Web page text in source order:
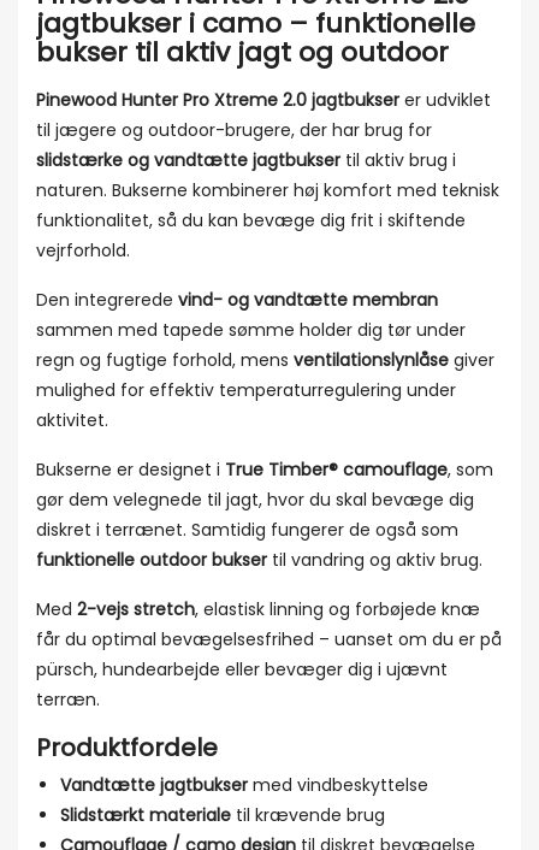
jagtbukser i camo – funktionelle
bukser til aktiv jagt og outdoor
Pinewood Hunter Pro Xtreme 2.0 jagtbukser er udviklet
til jægere og outdoor-brugere, der har brug for
slidstærke og vandtætte jagtbukser til aktiv brug i
naturen. Bukserne kombinerer høj komfort med teknisk
funktionalitet, så du kan bevæge dig frit i skiftende
vejrforhold.
Den integrerede vind- og vandtætte membran
sammen med tapede sømme holder dig tør under
regn og fugtige forhold, mens ventilationslynlåse giver
mulighed for effektiv temperaturregulering under
aktivitet.
Bukserne er designet i True Timber® camouflage, som
gør dem velegnede til jagt, hvor du skal bevæge dig
diskret i terrænet. Samtidig fungerer de også som
funktionelle outdoor bukser til vandring og aktiv brug.
Med 2-vejs stretch, elastisk linning og forbøjede knæ
får du optimal bevægelsesfrihed – uanset om du er på
pürsch, hundearbejde eller bevæger dig i ujævnt
terræn.
Produktfordele
Vandtætte jagtbukser med vindbeskyttelse
Slidstærkt materiale til krævende brug
Camouflage / camo design til diskret bevægelse